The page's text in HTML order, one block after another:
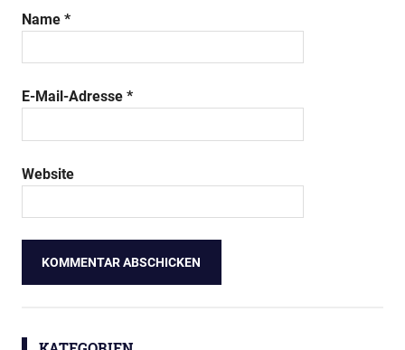
Name *
E-Mail-Adresse *
Website